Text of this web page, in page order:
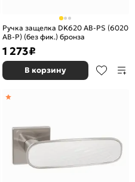
Ручка защелка DK620 AB-PS (6020
AB-P) (без фик.) бронза
1 273₽
В корзину